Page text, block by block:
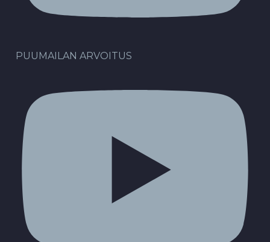
PUUMAILAN ARVOITUS